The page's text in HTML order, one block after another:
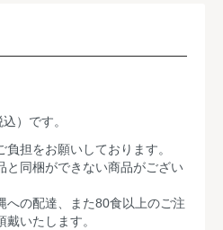
）です。
負担をお願いしております。
と同梱ができない商品がござい
への配達、また80食以上のご注
いたします。